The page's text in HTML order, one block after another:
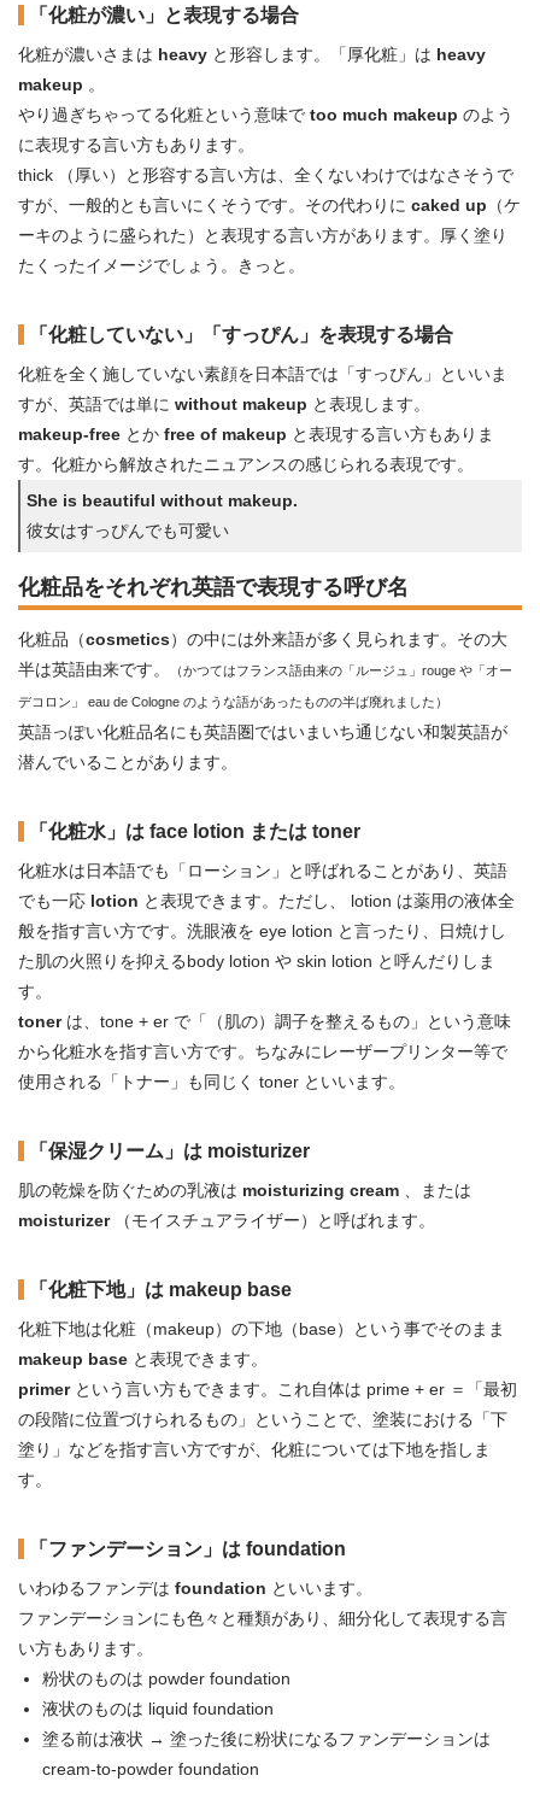
「化粧が濃い」と表現する場合
化粧が濃いさまは heavy と形容します。「厚化粧」は heavy
makeup 。
やり過ぎちゃってる化粧という意味で too much makeup のよう
に表現する言い方もあります。
thick （厚い）と形容する言い方は、全くないわけではなさそうで
すが、一般的とも言いにくそうです。その代わりに caked up （ケ
ーキのように盛られた）と表現する言い方があります。厚く塗り
たくったイメージでしょう。きっと。
「化粧していない」「すっぴん」を表現する場合
化粧を全く施していない素顔を日本語では「すっぴん」といいま
すが、英語では単に without makeup と表現します。
makeup-free とか free of makeup と表現する言い方もありま
す。化粧から解放されたニュアンスの感じられる表現です。
She is beautiful without makeup.
彼女はすっぴんでも可愛い
化粧品をそれぞれ英語で表現する呼び名
化粧品（cosmetics）の中には外来語が多く見られます。その大
半は英語由来です。
（かつてはフランス語由来の「ルージュ」rouge や「オー
デコロン」 eau de Cologne のような語があったものの半ば廃れました）
英語っぽい化粧品名にも英語圏ではいまいち通じない和製英語が
潜んでいることがあります。
「化粧水」は face lotion または toner
化粧水は日本語でも「ローション」と呼ばれることがあり、英語
でも一応 lotion と表現できます。ただし、 lotion は薬用の液体全
般を指す言い方です。洗眼液を eye lotion と言ったり、日焼けし
た肌の火照りを抑えるbody lotion や skin lotion と呼んだりしま
す。
tonerは、tone + er で「（肌の）調子を整えるもの」という意味
から化粧水を指す言い方です。ちなみにレーザープリンター等で
使用される「トナー」も同じく toner といいます。
「保湿クリーム」は moisturizer
肌の乾燥を防ぐための乳液は moisturizing cream 、または
moisturizer（モイスチュアライザー）と呼ばれます。
「化粧下地」は makeup base
化粧下地は化粧（makeup）の下地（base）という事でそのまま
makeup base と表現できます。
primerという言い方もできます。これ自体は prime + er ＝「最初
の段階に位置づけられるもの」ということで、塗装における「下
塗り」などを指す言い方ですが、化粧については下地を指しま
す。
「ファンデーション」は foundation
いわゆるファンデは foundation といいます。
ファンデーションにも色々と種類があり、細分化して表現する言
い方もあります。
粉状のものは powder foundation
液状のものは liquid foundation
塗る前は液状 → 塗った後に粉状になるファンデーションは
cream-to-powder foundation